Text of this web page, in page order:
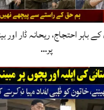
کے باہر احتجاج، ریحانہ ڈار
پر…